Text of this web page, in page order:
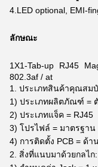
4.LED optional, EMI-
ลักษณะ
1X1-Tab-up RJ45
802.3af / at
1. ประเภทสินค้าคุณสม
1) ประเภทผลิตภัณฑ์ =
2) ประเภทแจ็ค = RJ45
3) โปรไฟล์ = มาตรฐาน
4) การติดตั้ง PCB = ด้
2. สิ่งที่แนบมาด้วยกลไก: